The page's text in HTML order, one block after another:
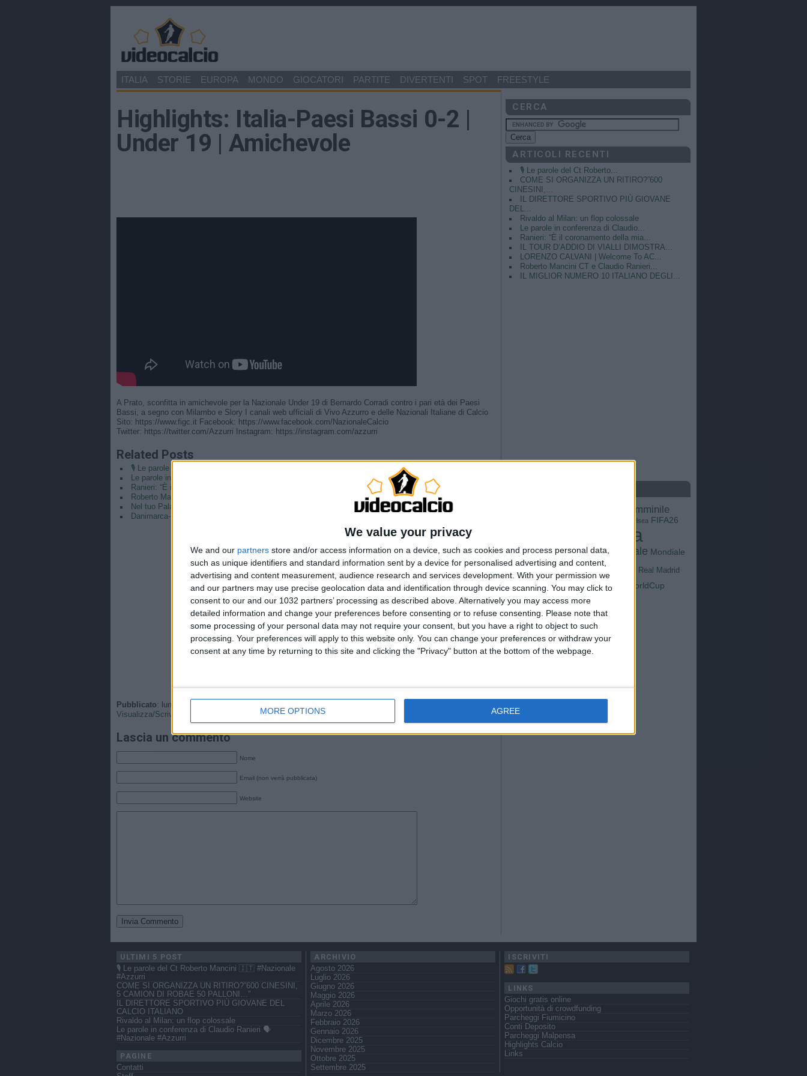
We value your privacy
We and our partners store and/or access information on a device, such as cookies and process personal data,
such as unique identifiers and standard information sent by a device for personalised advertising and content,
advertising and content measurement, audience research and services development. With your permission we
and our partners may use precise geolocation data and identification through device scanning. You may click to
consent to our and our 1032 partners’ processing as described above. Alternatively you may access more
detailed information and change your preferences before consenting or to refuse consenting.
Please note that
some processing of your personal data may not require your consent, but you have a right to object to such
processing. Your preferences will apply to this website only. You can change your preferences or withdraw your
consent at any time by returning to this site and clicking the "Privacy" button at the bottom of the webpage.
MORE OPTIONS AGREE
ITALIA STORIE EUROPA MONDO GIOCATORI PARTITE DIVERTENTI SPOT FREESTYLE
Highlights: Italia-Paesi Bassi 0-2 |
Under 19 | Amichevole
A Prato, sconfitta in amichevole per la Nazionale Under 19 di Bernardo Corradi contro i pari età dei Paesi
Bassi, a segno con Milambo e Slory I canali web ufficiali di Vivo Azzurro e delle Nazionali Italiane di Calcio
Sito: https://www.figc.it Facebook: https://www.facebook.com/NazionaleCalcio
Twitter: https://twitter.com/Azzurri Instagram: https://instagram.com/azzurri
Related Posts
🎙️ Le parole del Ct Roberto Mancini 🇮🇹 #Nazionale #Azzurri
Le parole in conferenza di Claudio Ranieri 🗣️ #Nazionale #Azzurri
Ranieri: “È il coronamento della mia carriera” | La presentazione del Direttore Tecnico
Roberto Mancini CT e Claudio Ranieri direttore tecnico | L’annuncio di Malagò
Nel tuo Palazzo può entrare… 👱🏻‍♀️⚽️#Nazionale #Azzurre
Danimarca-ITALIA 0-0 (5-4 d.c.r.) | Under 19 | Play-Off FIFA U20 World Cup 2027
Pubblicato: lunedì, 11 Settembre 2023 - 21:22 da Istvan in
Visualizza/Scrivi
.
Lascia un commento
Nome
Email (non verrà pubblicata)
Website
CERCA
ARTICOLI RECENTI
🎙️ Le parole del Ct Roberto...
COME SI ORGANIZZA UN RITIRO?”600
CINESINI,...
IL DIRETTORE SPORTIVO PIÙ GIOVANE
DEL...
Rivaldo al Milan: un flop colossale
Le parole in conferenza di Claudio...
Ranieri: “È il coronamento della mia...
IL TOUR D’ADDIO DI VIALLI DIMOSTRA...
LORENZO CALVANI | Welcome To AC...
Roberto Mancini CT e Claudio Ranieri...
IL MIGLIOR NUMERO 10 ITALIANO DEGLI...
calcio femminile
Chelsea FIFA26
Italia
Juventus Lazio Milan Mondiale Mondiale
2026 Napoli Nazionale Real Madrid
Roma Sampdoria Serie A
WorldCup
WorldCup2026
ULTIMI 5 POST
🎙️ Le parole del Ct Roberto Mancini 🇮🇹 #Nazionale
#Azzurri
COME SI ORGANIZZA UN RITIRO?”600 CINESINI,
5 CAMION DI ROBAE 50 PALLONI…”
IL DIRETTORE SPORTIVO PIÙ GIOVANE DEL
CALCIO ITALIANO
Rivaldo al Milan: un flop colossale
Le parole in conferenza di Claudio Ranieri 🗣️
#Nazionale #Azzurri
PAGINE
Contatti
ARCHIVIO
Agosto 2026
Luglio 2026
Giugno 2026
Maggio 2026
Aprile 2026
Marzo 2026
Febbraio 2026
Gennaio 2026
Dicembre 2025
Novembre 2025
Ottobre 2025
Settembre 2025
ISCRIVITI
LINKS
Giochi gratis online
Opportunità di crowdfunding
Parcheggi Fiumicino
Conti Deposito
Parcheggi Malpensa
Highlights Calcio
Links